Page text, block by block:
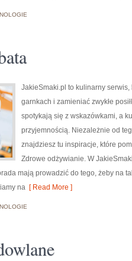
JakieSmaki.pl to kulinarny
garnkach i zamieniać zwykłe
spotykają się z wskazówkami, a
przyjemnością. Niezależnie od
znajdziesz tu inspiracje, które
Zdrowe odżywianie. W
mają prowadzić do tego, żeby na
na [ Read More ]